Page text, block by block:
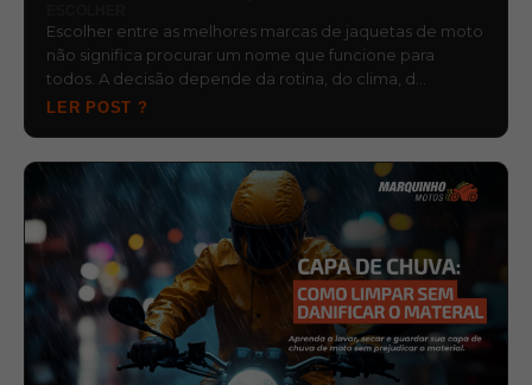
Escolher entre as melhores marcas de jaquetas de moto
não significa procurar um nome que funcione para
todos. A decisão depende da rotina, do clima, d…
LER POST ?